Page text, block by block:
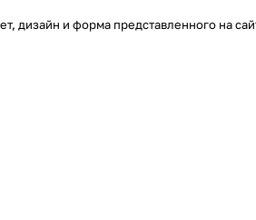
дизайн и форма представленного на